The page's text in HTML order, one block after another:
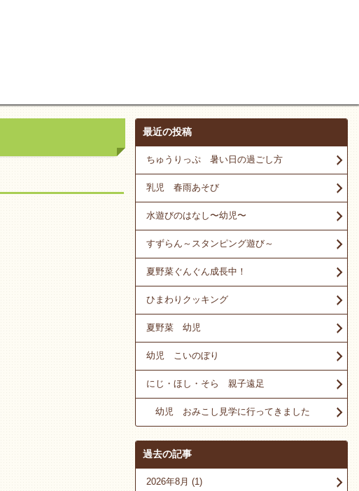
最近の投稿
ちゅうりっぷ 暑い日の過ごし方
乳児 春雨あそび
水遊びのはなし〜幼児〜
すずらん～スタンピング遊び～
夏野菜ぐんぐん成長中！
ひまわりクッキング
夏野菜 幼児
幼児 こいのぼり
にじ・ほし・そら 親子遠足
幼児 おみこし見学に行ってきました
過去の記事
2026年8月 (1)